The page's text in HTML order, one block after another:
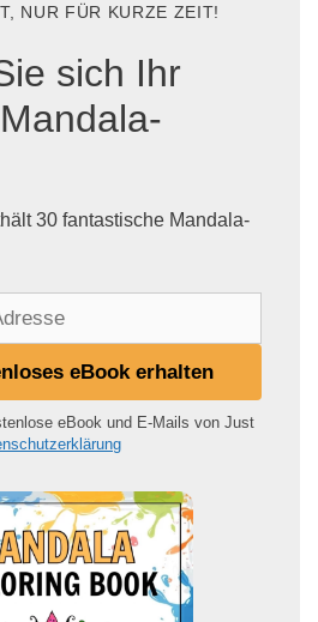
NUR FÜR KURZE ZEIT!
sich Ihr
30 fantastische Mandala-
eBook erhalten
eBook und E-Mails von Just